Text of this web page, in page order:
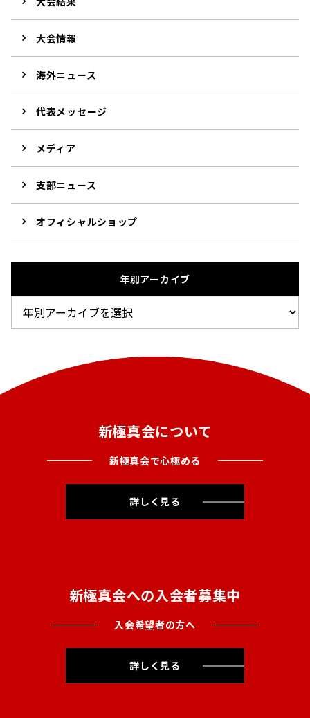
大会情報
海外ニュース
代表メッセージ
メディア
支部ニュース
オフィシャルショップ
年別アーカイブ
新極真会について
新極真会で心極める
詳しく見る
新極真会への入会者募集中
入会希望者の方へ
詳しく見る